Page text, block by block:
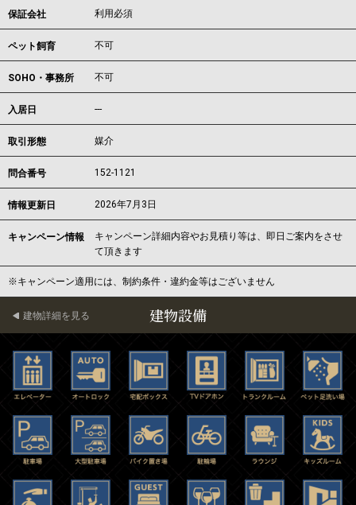
保証会社 利用必須
ペット飼育 不可
SOHO・事務所 不可
入居日 ---
取引形態 媒介
問合番号 152-1121
情報更新日 2026年7月3日
キャンペーン情報
キャンペーン詳細内容やお見積り等は、即日ご案内をさせ
て頂きます
※キャンペーン適用には、制約条件・違約金等はございません
建物設備
建物詳細を見る